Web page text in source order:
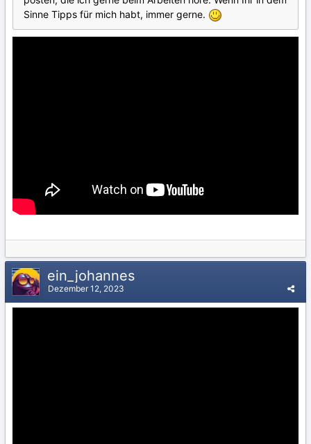
Sinne Tipps für mich habt, immer gerne.
ein_johannes
Dezember 12, 2023